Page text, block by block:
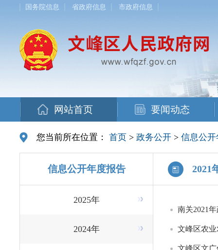
国务院信息 省政府信息 市政府信息
网站首页 要闻动态
您当前所在位置： 首页 > 政务公开 > 信息公
信息公开年度报告 2021
2025年
2024年
南关2021
文峰区农
文峰区文